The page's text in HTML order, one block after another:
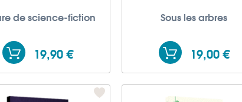
de science-fiction
19,90 €
Sous les arbres
19,00 €